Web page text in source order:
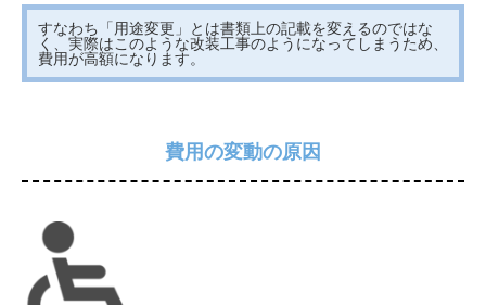
すなわち「用途変更」とは書類上の記載を変えるのではな
く、実際はこのような改装工事のようになってしまうため、
費用が高額になります。
費用の変動の原因